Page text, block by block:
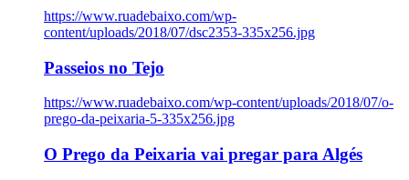
https://www.ruadebaixo.com/wp-
content/uploads/2018/07/dsc2353-335x256.jpg
Passeios no Tejo
https://www.ruadebaixo.com/wp-content/uploads/2018/07/o-
prego-da-peixaria-5-335x256.jpg
O Prego da Peixaria vai pregar para Algés